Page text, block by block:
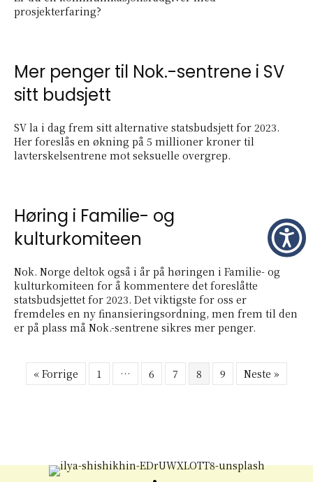
prosjekterfaring?
Mer penger til Nok.-sentrene i SV
sitt budsjett
SV la i dag frem sitt alternative statsbudsjett for 2023.
Her foreslås en økning på 5 millioner kroner til
lavterskelsentrene mot seksuelle overgrep.
Høring i Familie- og
kulturkomiteen
Nok. Norge deltok også i år på høringen i Familie- og
kulturkomiteen for å kommentere det foreslåtte
statsbudsjettet for 2023. Det viktigste for oss er
fremdeles en ny finansieringsordning, men frem til den
er på plass må Nok.-sentrene sikres mer penger.
« Forrige 1 … 6 7 8 9 Neste »